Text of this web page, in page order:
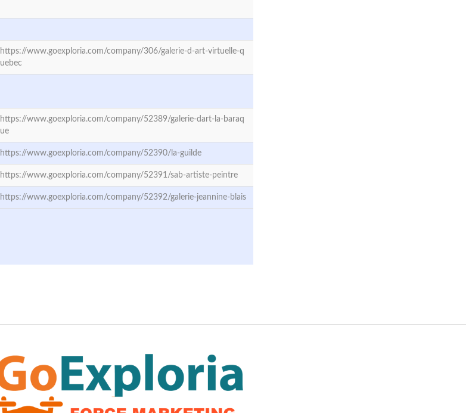
https://www.goexploria.com/company/306/galerie-d-art-virtuelle-q
uebec
https://www.goexploria.com/company/52389/galerie-dart-la-baraq
ue
https://www.goexploria.com/company/52390/la-guilde
https://www.goexploria.com/company/52391/sab-artiste-peintre
https://www.goexploria.com/company/52392/galerie-jeannine-blais